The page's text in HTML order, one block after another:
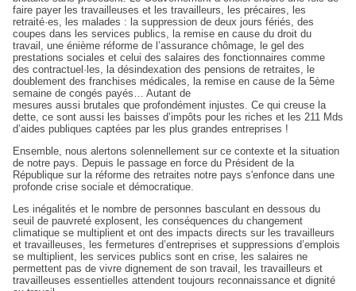
faire payer les travailleuses et les travailleurs, les précaires, les
retraité·es, les malades : la suppression de deux jours fériés, des
coupes dans les services publics, la remise en cause du droit du
travail, une énième réforme de l’assurance chômage, le gel des
prestations sociales et celui des salaires des fonctionnaires comme
des contractuel·les, la désindexation des pensions de retraites, le
doublement des franchises médicales, la remise en cause de la 5ème
semaine de congés payés… Autant de
mesures aussi brutales que profondément injustes. Ce qui creuse la
dette, ce sont aussi les baisses d’impôts pour les riches et les 211 Mds
d’aides publiques captées par les plus grandes entreprises !
Ensemble, nous alertons solennellement sur ce contexte et la situation
de notre pays. Depuis le passage en force du Président de la
République sur la réforme des retraites notre pays s'enfonce dans une
profonde crise sociale et démocratique.
Les inégalités et le nombre de personnes basculant en dessous du
seuil de pauvreté explosent, les conséquences du changement
climatique se multiplient et ont des impacts directs sur les travailleurs
et travailleuses, les fermetures d’entreprises et suppressions d’emplois
se multiplient, les services publics sont en crise, les salaires ne
permettent pas de vivre dignement de son travail, les travailleurs et
travailleuses essentielles attendent toujours reconnaissance et dignité